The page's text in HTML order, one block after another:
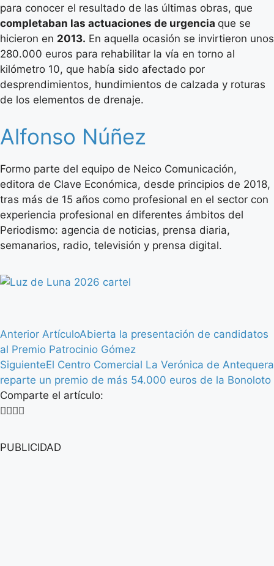
para conocer el resultado de las últimas obras, que
completaban las actuaciones de urgencia que se
hicieron en 2013. En aquella ocasión se invirtieron unos
280.000 euros para rehabilitar la vía en torno al
kilómetro 10, que había sido afectado por
desprendimientos, hundimientos de calzada y roturas
de los elementos de drenaje.
Alfonso Núñez
Formo parte del equipo de Neico Comunicación,
editora de Clave Económica, desde principios de 2018,
tras más de 15 años como profesional en el sector con
experiencia profesional en diferentes ámbitos del
Periodismo: agencia de noticias, prensa diaria,
semanarios, radio, televisión y prensa digital.
Anterior ArtículoAbierta la presentación de candidatos
al Premio Patrocinio Gómez
SiguienteEl Centro Comercial La Verónica de Antequera
reparte un premio de más 54.000 euros de la Bonoloto
Comparte el artículo:
PUBLICIDAD